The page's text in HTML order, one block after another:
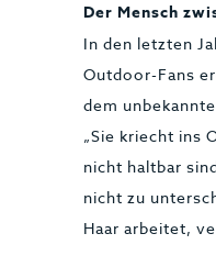
Der Mensch
In den letzten
Outdoor-Fans
dem
„Sie kriecht ins
nicht haltbar
nicht zu
Haar arbeitet,